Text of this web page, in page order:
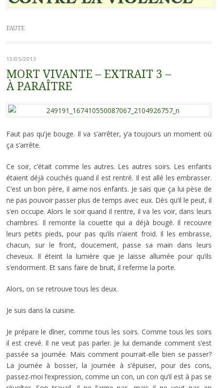
FAUTE
13/05/2013
MORT VIVANTE – EXTRAIT 3 –
À PARAÎTRE
Faut pas qu’je bouge. Il va s’arrêter, y’a toujours un moment où
ça s’arrête.
Ce soir, c’était comme les autres. Les autres soirs. Les enfants
étaient déjà couchés quand il est rentré. Il est allé les embrasser.
C’est un bon père, il aime nos enfants. Je sais que ça lui pèse de
ne pas pouvoir passer plus de temps avec eux. Dès qu’il le peut, il
s’en occupe. Alors le soir quand il rentre, il va les voir, dans leurs
chambres. Il remonte la couette qui a déjà bougé. Il recouvre
leurs petits pieds, pour pas qu’ils n’aient froid. Il les embrasse,
chacun, sur le front, doucement, passe sa main dans leurs
cheveux. Il éteint la lumière que je laisse allumée pour qu’ils
s’endorment. Et sans faire de bruit, il referme la porte.
Alors, on se retrouve tous les deux.
Je suis dans la cuisine.
Je prépare le dîner, comme tous les soirs. Comme tous les soirs
il est crevé. Il ne veut pas parler. Je lui demande comment s’est
passée sa journée. Mais comment pourrait-elle bien se passer?
La journée à bosser, la journée à s’épuiser, pour des cons,
passez-moi l’expression, comme un con, un con qu’il est à pas se